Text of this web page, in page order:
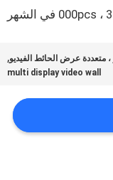
3 ، 000pcs في الشهر
,
multi display video wall